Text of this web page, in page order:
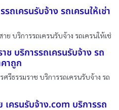
ถเครนรับจ้าง รถเครนให้เช่า
ย บริการรถเครนรับจ้าง รถเครนให้เช่
ช บริการรถเครนรับจ้าง รถ
คาถูก
รีธรรมราช บริการรถเครนรับจ้าง รถ
เครนรับจ้าง.com บริการรถ